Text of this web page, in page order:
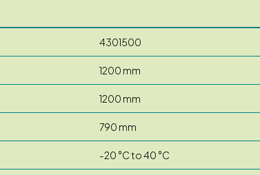
4301500
1200 mm
1200 mm
790 mm
-20 °C to 40 °C